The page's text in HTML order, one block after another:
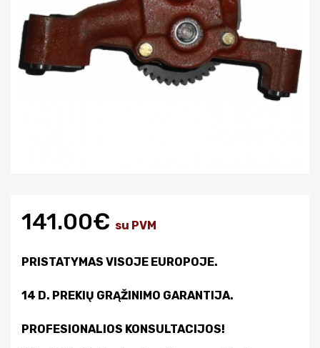
141.00€ su PVM
PRISTATYMAS VISOJE EUROPOJE.
14 D. PREKIŲ GRĄŽINIMO GARANTIJA.
PROFESIONALIOS KONSULTACIJOS!